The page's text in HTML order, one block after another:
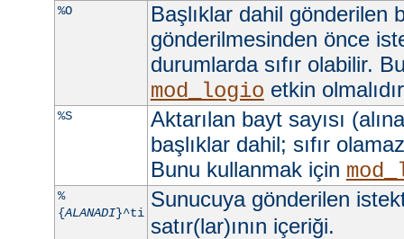
%O
Başlıklar dahil gönderilen
gönderilmesinden önce
durumlarda sıfır olabilir.
mod_logio etkin
%S
Aktarılan bayt sayısı
başlıklar dahil; sıfır
Bunu kullanmak için
%
{ALANADI}^ti
Sunucuya gönderilen
satır(lar)ının içeriği.